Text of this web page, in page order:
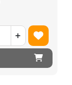
+